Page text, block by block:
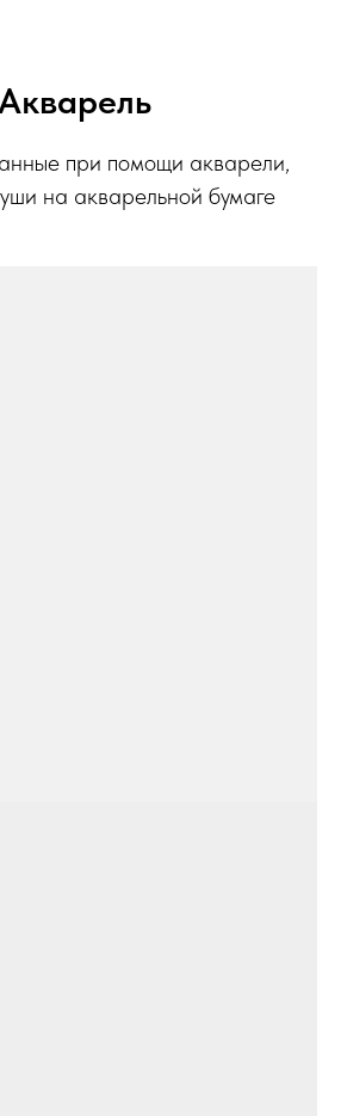
Акварель
при помощи акварели,
на акварельной бумаге